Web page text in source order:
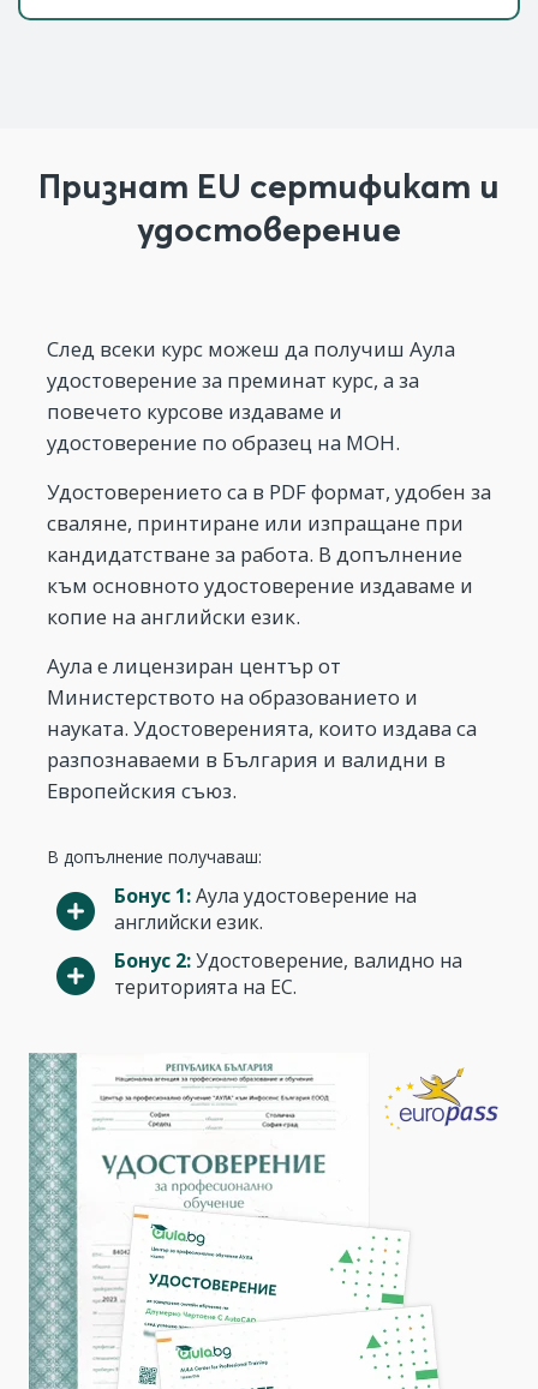
Признат EU сертификат и
удостоверение
След всеки курс можеш да получиш Аула
удостоверение за преминат курс, а за
повечето курсове издаваме и
удостоверение по образец на МОН.
Удостоверението са в PDF формат, удобен за
сваляне, принтиране или изпращане при
кандидатстване за работа. В допълнение
към основното удостоверение издаваме и
копие на английски език.
Аула е лицензиран център от
Министерството на образованието и
науката. Удостоверенията, които издава са
разпознаваеми в България и валидни в
Европейския съюз.
В допълнение получаваш:
Бонус 1:Аула удостоверение на
английски език.
Бонус 2:Удостоверение, валидно на
територията на ЕС.